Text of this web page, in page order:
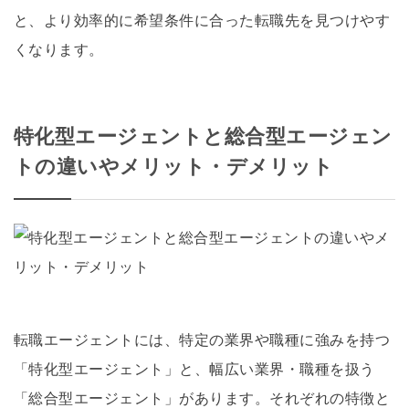
と、より効率的に希望条件に合った転職先を見つけやす
くなります。
特化型エージェントと総合型エージェン
トの違いやメリット・デメリット
転職エージェントには、特定の業界や職種に強みを持つ
「特化型エージェント」と、幅広い業界・職種を扱う
「総合型エージェント」があります。それぞれの特徴と